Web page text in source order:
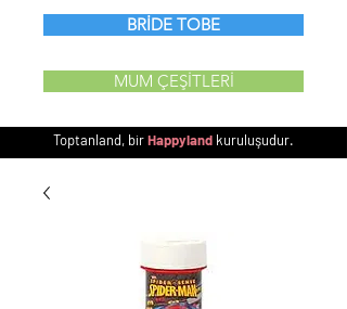
BRİDE TOBE
MUM ÇEŞİTLERİ
Toptanland, birHappyland kuruluşudur.